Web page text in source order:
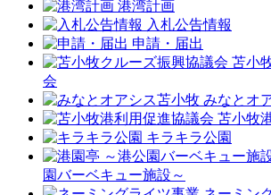
港湾計画
入札公告情報
申請・届出
苫小
会
みなとオ
苫小牧
キラキラ公園
園バーベキュー施設～